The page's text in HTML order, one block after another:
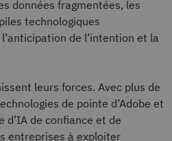
données fragmentées, les
technologiques
de l’intention et la
leurs forces. Avec plus de
de pointe d’Adobe et
d’IA de confiance et de
entreprises à exploiter